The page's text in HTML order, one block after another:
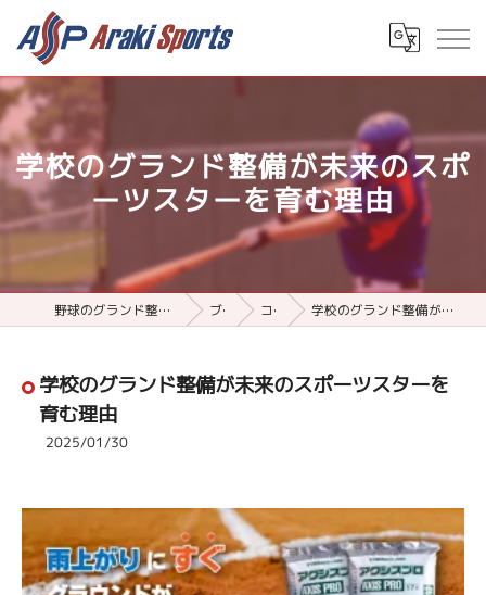
学校のグランド整備が未来のスポ
ーツスターを育む理由
野球のグランド整備用品ならアラキスポーツ ブログ コラム 学校のグランド整備が未来のスポーツスターを育む理由
学校のグランド整備が未来のスポーツスターを
育む理由
2025/01/30